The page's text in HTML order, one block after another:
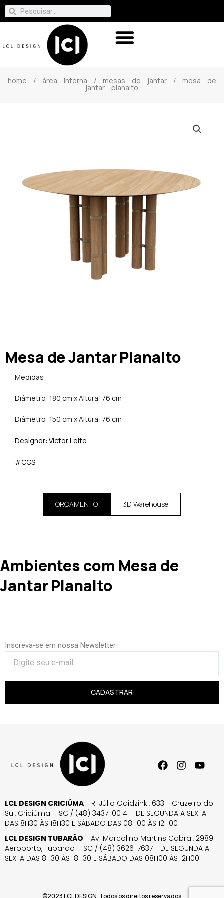
home / área interna / mesas de jantar/ mesa de
jantar planalto
Mesa de Jantar Planalto
Medidas:
Diâmetro: 180 cm x Altura: 76 cm
Diâmetro: 150 cm x Altura: 76 cm
Designer: Victor Leite
#CGS
ORÇAMENTO 3D Warehouse
Ambientes com Mesa de
Jantar Planalto
Inscreva-se em nossa Newsletter
CADASTRAR
LCL DESIGN CRICIÚMA - R. Júlio Gaidzinki, 633 - Cruzeiro do
Sul, Criciúma – SC / (48) 3437-0014 – DE SEGUNDA A SEXTA
DAS 8H30 ÀS 18H30 E SÁBADO DAS 08H00 ÀS 12H00
LCL DESIGN TUBARÃO - Av. Marcolino Martins Cabral, 2989 -
Aeroporto, Tubarão – SC / (48) 3626-7637 - DE SEGUNDA A
SEXTA DAS 8H30 ÀS 18H30 E SÁBADO DAS 08H00 ÀS 12H00
©2023 LCL DESIGN. Todos os direitos reservados